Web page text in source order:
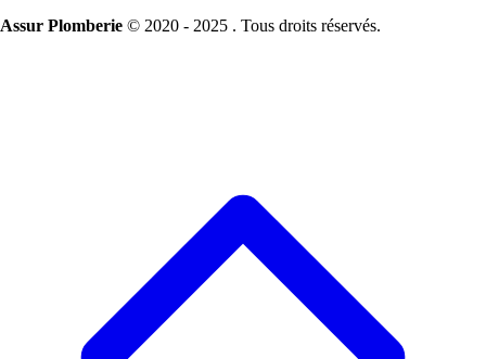
Assur Plomberie © 2020 - 2025 . Tous droits réservés.